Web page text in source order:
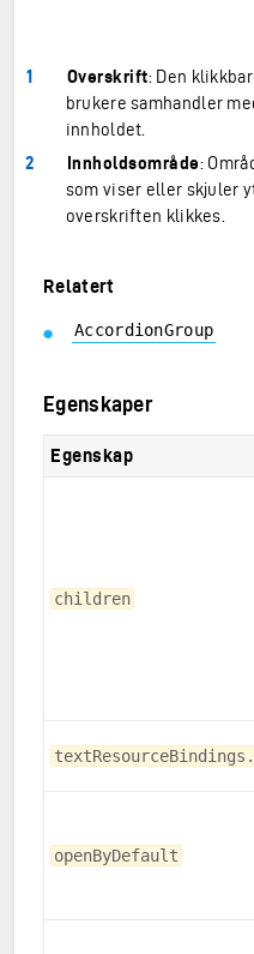
Overskrift: Den
brukere samhandler
innholdet.
Innholdsområde:
som viser eller skjuler
overskriften klikkes.
Relatert
AccordionGroup
Egenskaper
Egenskap
children
openByDefault